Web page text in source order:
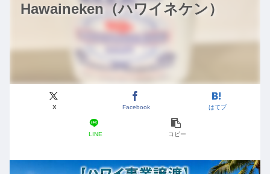
Hawaineken（ハワイネケン）
X Facebook はてブ
LINE コピー